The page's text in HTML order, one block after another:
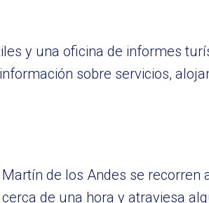
y una oficina de informes
sobre servicios,
de los Andes se recorren
de una hora y atraviesa